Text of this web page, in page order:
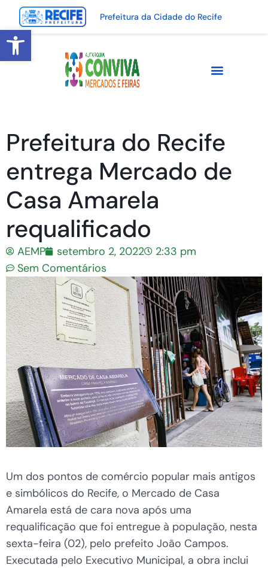
Abrir a barra de ferramentas
Prefeitura da Cidade do Recife
Prefeitura do Recife
entrega Mercado de
Casa Amarela
requalificado
AEMP setembro 2, 2022
2:33 pm
Sem Comentários
Um dos pontos de comércio popular mais antigos
e simbólicos do Recife, o Mercado de Casa
Amarela está de cara nova após uma
requalificação que foi entregue à população, nesta
sexta-feira (02), pelo prefeito João Campos.
Executada pelo Executivo Municipal, a obra inclui